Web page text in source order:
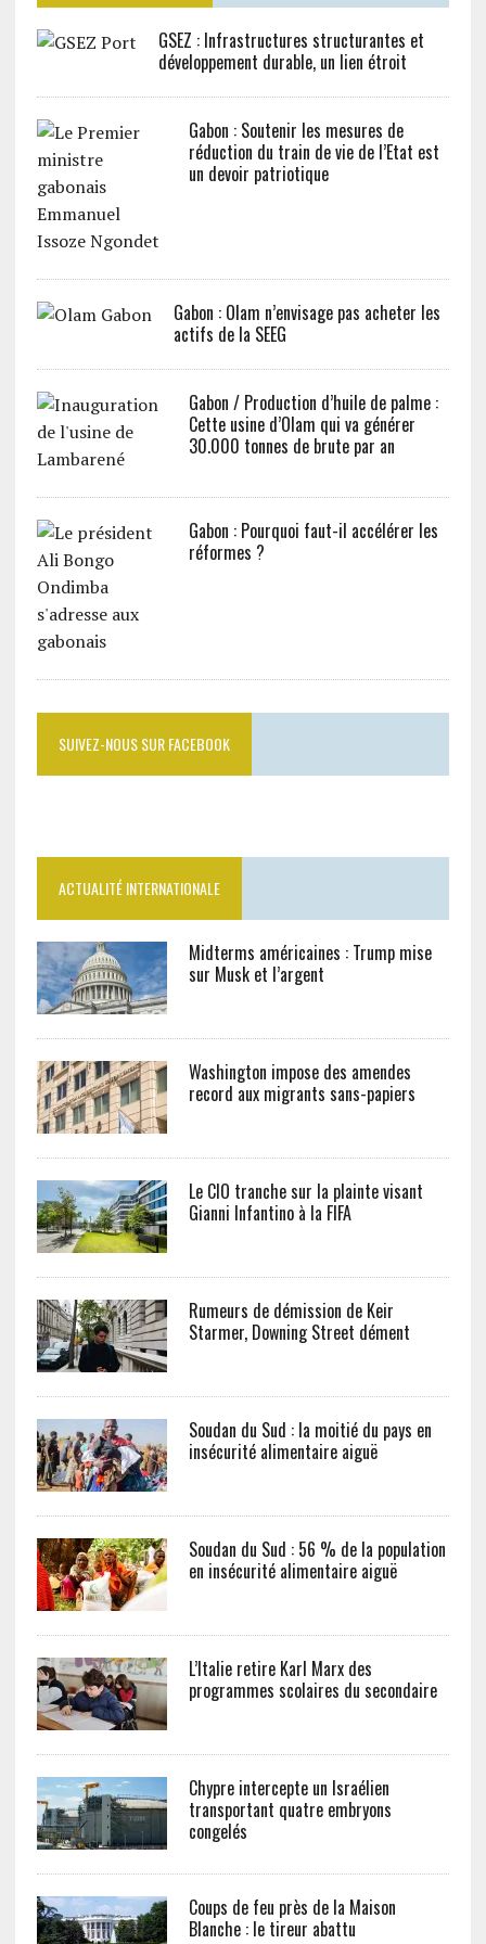
GSEZ : Infrastructures structurantes et
développement durable, un lien étroit
Gabon : Soutenir les mesures de
réduction du train de vie de l’Etat est
un devoir patriotique
Gabon : Olam n’envisage pas acheter les
actifs de la SEEG
Gabon / Production d’huile de palme :
Cette usine d’Olam qui va générer
30.000 tonnes de brute par an
Gabon : Pourquoi faut-il accélérer les
réformes ?
SUIVEZ-NOUS SUR FACEBOOK
ACTUALITÉ INTERNATIONALE
Midterms américaines : Trump mise
sur Musk et l’argent
Washington impose des amendes
record aux migrants sans-papiers
Le CIO tranche sur la plainte visant
Gianni Infantino à la FIFA
Rumeurs de démission de Keir
Starmer, Downing Street dément
Soudan du Sud : la moitié du pays en
insécurité alimentaire aiguë
Soudan du Sud : 56 % de la population
en insécurité alimentaire aiguë
L’Italie retire Karl Marx des
programmes scolaires du secondaire
Chypre intercepte un Israélien
transportant quatre embryons
congelés
Coups de feu près de la Maison
Blanche : le tireur abattu